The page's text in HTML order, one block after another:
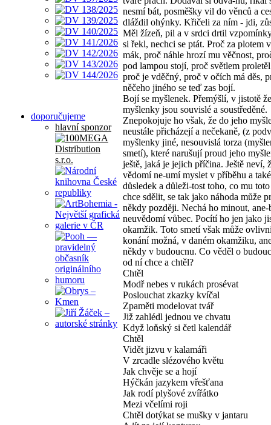
doporučujeme
hlavní sponzor
nesmí bát, posměšky vil do věnců a
dláždil ohýnky. Křičeli za ním - jdi,
Měl žízeň, pil a v srdci drtil
si řekl, nechci se ptát. Proč za plotem
mák, proč náhle hrozí mu věčnost,
pod lampou stojí, proč světlem
proč je vděčný, proč v očích má děs,
něčeho jiného se teď zas bojí.
Bojí se myšlenek. Přemýšlí, v jistotě
myšlenky jsou souvislé a soustředěné.
Znepokojuje ho však, že do jeho
neustále přicházejí a nečekaně, (z
myšlenky jiné, nesouvislá torza
smetí), které narušují proud jeho
ještě, jaká je jejich příčina. Ještě neví,
vědomí ne-umí myslet v příběhu a
důsledek a důleži-tost toho, co mu
chce sdělit, se tak jako náhoda může
někdy později. Nechá ho minout, ane-
neuvědomí vůbec. Pocítí ho jen jako
okamžik. Toto smetí však může
konání možná, v daném okamžiku,
někdy v budoucnu. Co věděl o
od ní chce a chtěl?
Chtěl
Modř nebes v rukách prosévat
Poslouchat zkazky kvíčal
Zpaměti modelovat tvář
Již zahlédl jednou ve chvatu
Když loňský si četl kalendář
Chtěl
Vidět jizvu v kalamáři
V zrcadle slézového květu
Jak chvěje se a hojí
Hýčkán jazykem vřešťana
Jak rodí plyšové zvířátko
Mezi včelími roji
Chtěl dotýkat se mušky v jantaru